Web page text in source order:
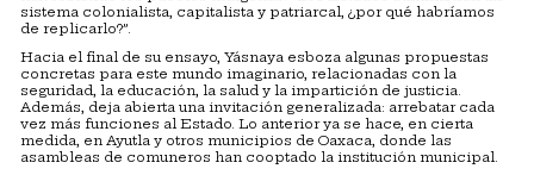
sistema colonialista, capitalista y patriarcal, ¿por qué habríamos
de replicarlo?”.
Hacia el final de su ensayo, Yásnaya esboza algunas propuestas
concretas para este mundo imaginario, relacionadas con la
seguridad, la educación, la salud y la impartición de justicia.
Además, deja abierta una invitación generalizada: arrebatar cada
vez más funciones al Estado. Lo anterior ya se hace, en cierta
medida, en Ayutla y otros municipios de Oaxaca, donde las
asambleas de comuneros han cooptado la institución municipal.